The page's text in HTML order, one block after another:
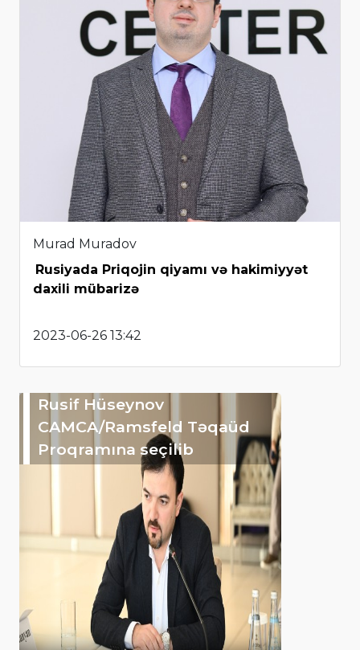
Murad Muradov
Rusiyada Priqojin qiyamı və hakimiyyət
daxili mübarizə
2023-06-26 13:42
Rusif Hüseynov
CAMCA/Ramsfeld Təqaüd
Proqramına seçilib